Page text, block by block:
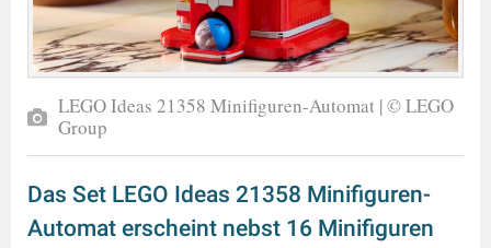
LEGO Ideas 21358 Minifiguren-Automat | © LEGO
Group
Das Set LEGO Ideas 21358 Minifiguren-
Automat erscheint nebst 16 Minifiguren